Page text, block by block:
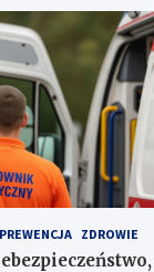
PREWENCJA ZDROWIE